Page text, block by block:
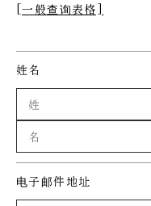
[一般查询表格]
姓名
电子邮件地址